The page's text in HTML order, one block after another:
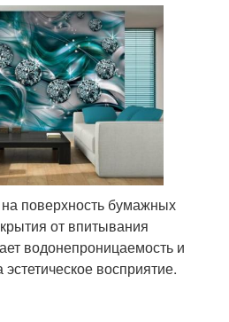
поверхность бумажных
от впитывания
водонепроницаемость и
восприятие.